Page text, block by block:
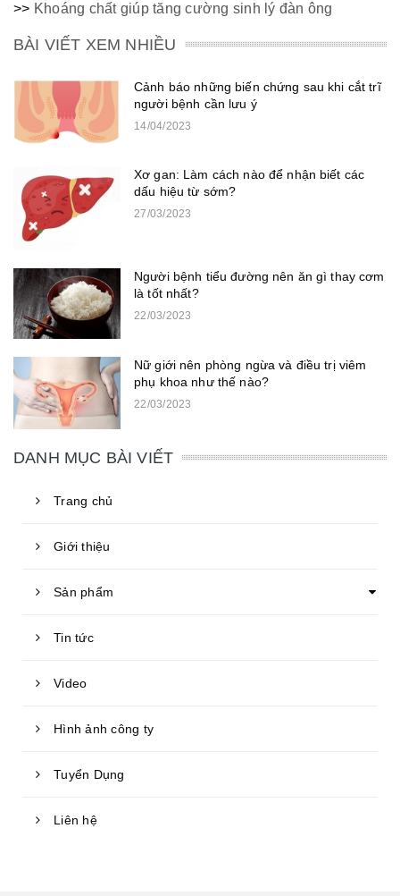
>> Khoáng chất giúp tăng cường sinh lý đàn ông
BÀI VIẾT XEM NHIỀU
Cảnh báo những biến chứng sau khi cắt trĩ
người bệnh cần lưu ý
14/04/2023
Xơ gan: Làm cách nào để nhận biết các
dấu hiệu từ sớm?
27/03/2023
Người bệnh tiểu đường nên ăn gì thay cơm
là tốt nhất?
22/03/2023
Nữ giới nên phòng ngừa và điều trị viêm
phụ khoa như thế nào?
22/03/2023
DANH MỤC BÀI VIẾT
Trang chủ
Giới thiệu
Sản phẩm
Tin tức
Video
Hình ảnh công ty
Tuyển Dụng
Liên hệ